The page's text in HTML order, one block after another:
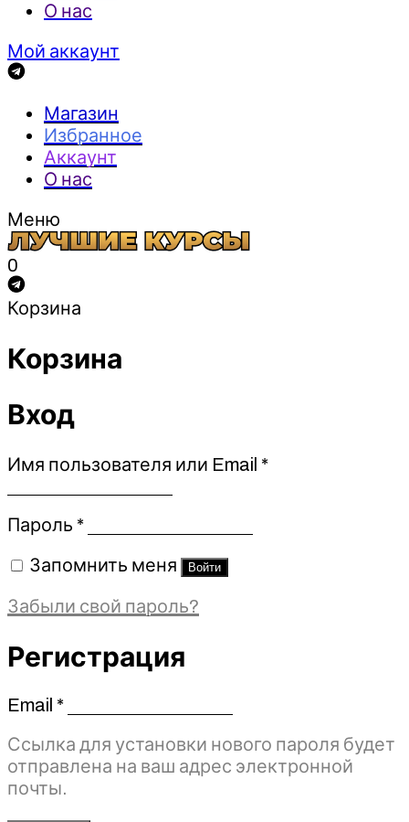
О нас
Мой аккаунт
Магазин
Избранное
Аккаунт
О нас
Меню
0
Корзина
Корзина
Вход
Имя пользователя или Email *Обязательно
Пароль *Обязательно
Запомнить меня Войти
Забыли свой пароль?
Регистрация
Email *Обязательно
Ссылка для установки нового пароля будет
отправлена ​​на ваш адрес электронной
почты.